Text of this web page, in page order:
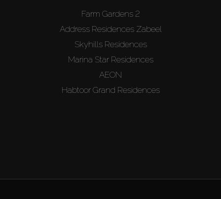
Farm Gardens 2
Address Residences Zabeel
Skyhills Residences
Marina Star Residences
AEON
Habtoor Grand Residences